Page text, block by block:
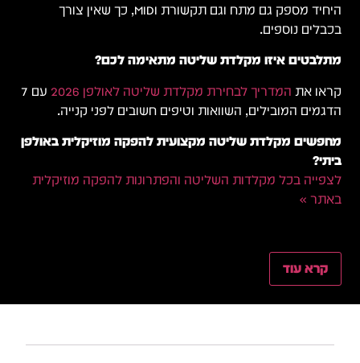
היחיד מספק גם מתח וגם תקשורת MIDI, כך שאין צורך
בכבלים נוספים.
מתלבטים איזו מקלדת שליטה מתאימה לכם?
קראו את המדריך לבחירת מקלדת שליטה לאולפן 2026
עם 7
הדגמים המובילים, השוואות וטיפים חשובים לפני קנייה.
מחפשים מקלדת שליטה מקצועית להפקה מוזיקלית באולפן
ביתי?
לצפייה בכל מקלדות השליטה והפתרונות להפקה מוזיקלית
באתר »
קרא עוד